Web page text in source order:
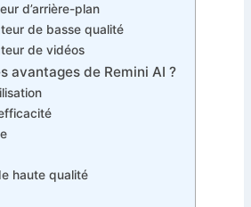
d’arrière-plan
de basse qualité
de vidéos
avantages de Remini AI ?
haute qualité